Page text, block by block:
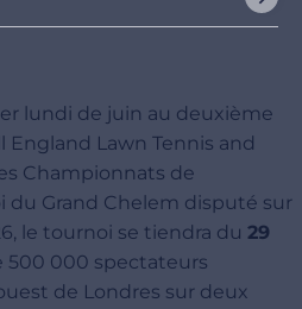
lundi de juin au deuxième
Lawn Tennis and
Championnats de
Grand Chelem disputé sur
le tournoi se tiendra du 29
500 000 spectateurs
de Londres sur deux